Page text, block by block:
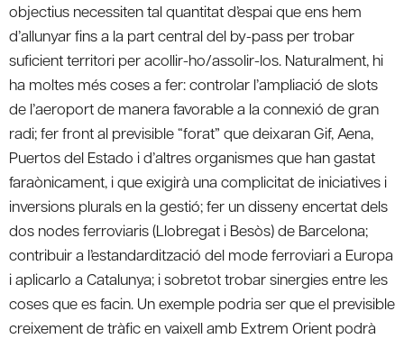
objectius necessiten tal quantitat d’espai que ens hem
d’allunyar fins a la part central del by-pass per trobar
suficient territori per acollir-ho/assolir-los. Naturalment, hi
ha moltes més coses a fer: controlar l’ampliació de slots
de l’aeroport de manera favorable a la connexió de gran
radi; fer front al previsible “forat” que deixaran Gif, Aena,
Puertos del Estado i d’altres organismes que han gastat
faraònicament, i que exigirà una complicitat de iniciatives i
inversions plurals en la gestió; fer un disseny encertat dels
dos nodes ferroviaris (Llobregat i Besòs) de Barcelona;
contribuir a l’estandardització del mode ferroviari a Europa
i aplicarlo a Catalunya; i sobretot trobar sinergies entre les
coses que es facin. Un exemple podria ser que el previsible
creixement de tràfic en vaixell amb Extrem Orient podrà